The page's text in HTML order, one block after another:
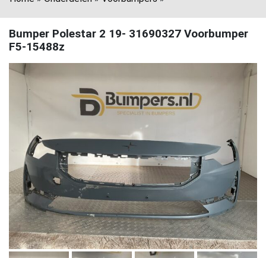
Bumper Polestar 2 19- 31690327 Voorbumper
F5-15488z